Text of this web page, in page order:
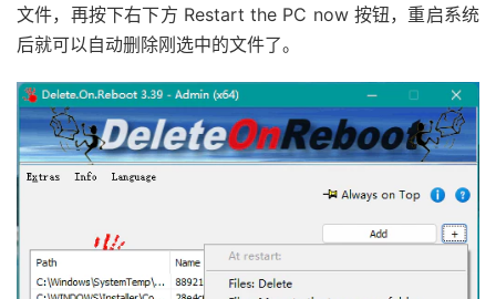
文件，再按下右下方 Restart the PC now 按钮，重启系统
后就可以自动删除刚选中的文件了。